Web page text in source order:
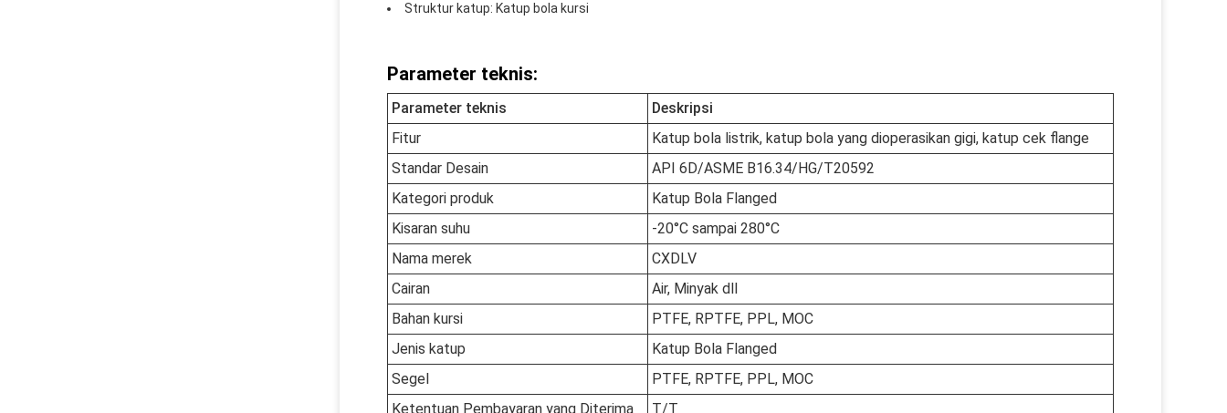
Struktur katup: Katup bola kursi
Parameter teknis:
Parameter teknis
Deskripsi
Fitur
Katup bola listrik, katup bola yang dioperasikan gigi, katup cek flange
Standar Desain
API 6D/ASME B16.34/HG/T20592
Kategori produk
Katup Bola Flanged
Kisaran suhu
-20°C sampai 280°C
Nama merek
CXDLV
Cairan
Air, Minyak dll
Bahan kursi
PTFE, RPTFE, PPL, MOC
Jenis katup
Katup Bola Flanged
Segel
PTFE, RPTFE, PPL, MOC
Ketentuan Pembayaran yang Diterima
T/T